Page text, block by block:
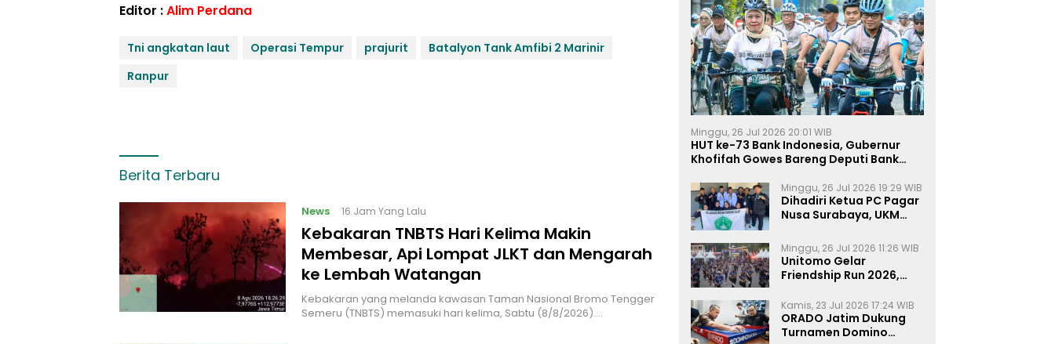
Editor :Alim Perdana
Tni angkatan laut Operasi Tempur prajurit
Batalyon Tank Amfibi 2 Marinir
Ranpur
Berita Terbaru
News 16 Jam Yang Lalu
Kebakaran TNBTS Hari Kelima Makin
Membesar, Api Lompat JLKT dan Mengarah
ke Lembah Watangan
Kebakaran yang melanda kawasan Taman Nasional Bromo Tengger
Semeru (TNBTS) memasuki hari kelima, Sabtu (8/8/2026).…
Minggu, 26 Jul 2026 20:01 WIB
HUT ke-73 Bank Indonesia, Gubernur
Khofifah Gowes Bareng Deputi Bank
Minggu, 26 Jul 2026 19:29 WIB
Dihadiri Ketua PC Pagar
Nusa Surabaya, UKM
Sahkan Anggota Baru
Minggu, 26 Jul 2026 11:26 WIB
Unitomo Gelar
Friendship Run 2026,
Sehat di Surabaya
Kamis, 23 Jul 2026 17:24 WIB
ORADO Jatim Dukung
Turnamen Domino